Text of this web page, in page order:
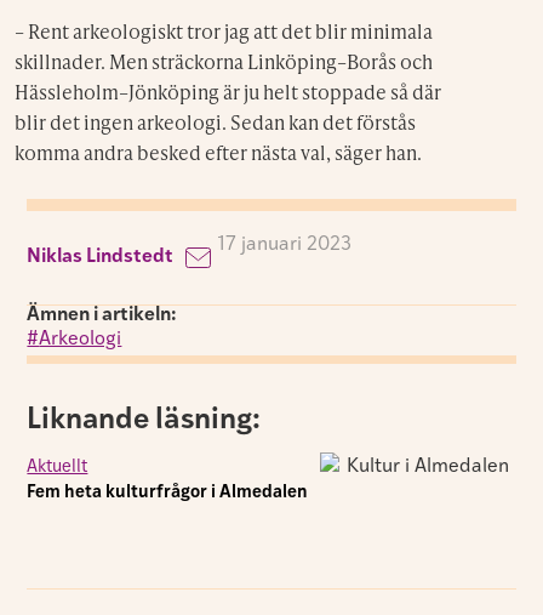
– Rent arkeologiskt tror jag att det blir minimala
skillnader. Men sträckorna Linköping–Borås och
Hässleholm–Jönköping är ju helt stoppade så där
blir det ingen arkeologi. Sedan kan det förstås
komma andra besked efter nästa val, säger han.
Niklas Lindstedt
17 januari 2023
Ämnen i artikeln:
Arkeologi
Liknande läsning:
Aktuellt
Fem heta kulturfrågor i Almedalen